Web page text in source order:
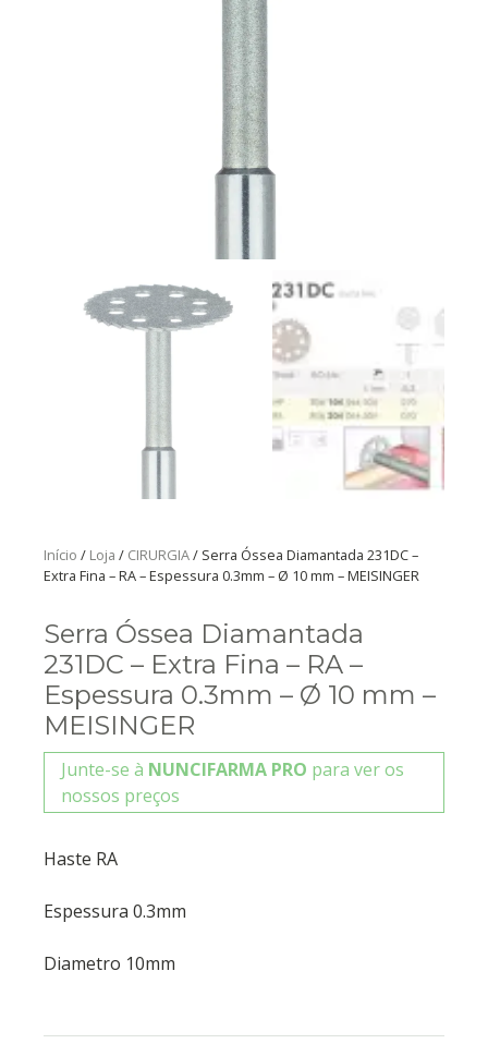
Início / Loja / CIRURGIA/ Serra Óssea Diamantada 231DC –
Extra Fina – RA – Espessura 0.3mm – Ø 10 mm – MEISINGER
Serra Óssea Diamantada
231DC – Extra Fina – RA –
Espessura 0.3mm – Ø 10 mm –
MEISINGER
Junte-se à NUNCIFARMA PRO para ver os
nossos preços
Haste RA
Espessura 0.3mm
Diametro 10mm